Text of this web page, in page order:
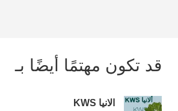
قد تكون مهتمًا أيضًا بـ
الانيا KWS